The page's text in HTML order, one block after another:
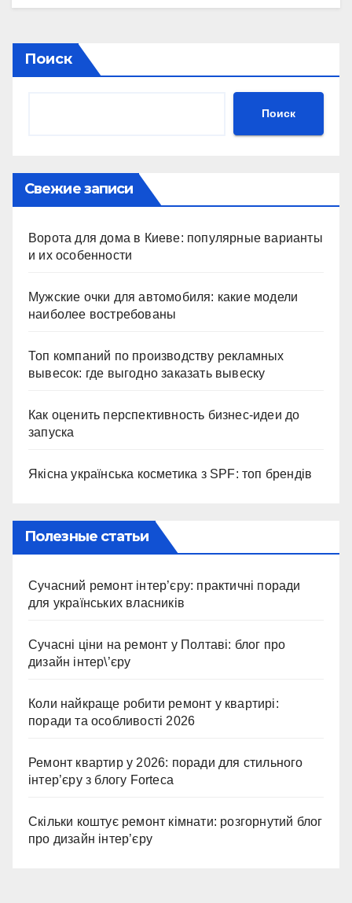
Поиск
Поиск
Свежие записи
Ворота для дома в Киеве: популярные варианты
и их особенности
Мужские очки для автомобиля: какие модели
наиболее востребованы
Топ компаний по производству рекламных
вывесок: где выгодно заказать вывеску
Как оценить перспективность бизнес-идеи до
запуска
Якісна українська косметика з SPF: топ брендів
Полезные статьи
Сучасний ремонт інтер’єру: практичні поради
для українських власників
Сучасні ціни на ремонт у Полтаві: блог про
дизайн інтер\’єру
Коли найкраще робити ремонт у квартирі:
поради та особливості 2026
Ремонт квартир у 2026: поради для стильного
інтер’єру з блогу Forteca
Скільки коштує ремонт кімнати: розгорнутий блог
про дизайн інтер’єру